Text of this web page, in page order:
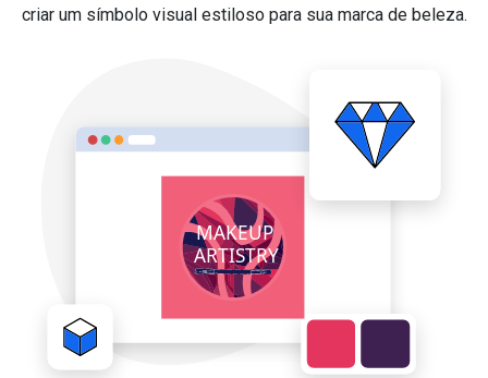
criar um símbolo visual estiloso para sua marca de beleza.